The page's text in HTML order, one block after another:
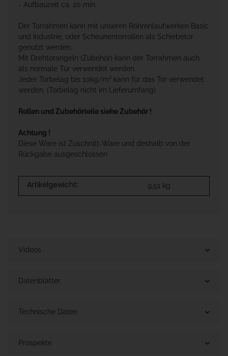
- Aufbauzeit ca. 20 min.
Der Torrahmen kann mit unseren Röhrenlaufwerken Basic
und Industrie, oder Scheunentorrollen als Schiebetor
genutzt werden.
Mit Drehtorangeln (Zubehör) kann der Torrahmen auch
als normale Tür verwendet werden.
Jeder Torbelag bis 10kg/m² kann für das Tor verwendet
werden. (Torbelag nicht im Lieferumfang)
Rollen und Zubehörteile siehe Zubehör !
Achtung !
Diese Ware ist Zuschnitt-Ware und deshalb von der
Rückgabe ausgeschlossen
Artikelgewicht: 9,51 kg
Videos
Datenblätter
Technische Daten
Prospekte